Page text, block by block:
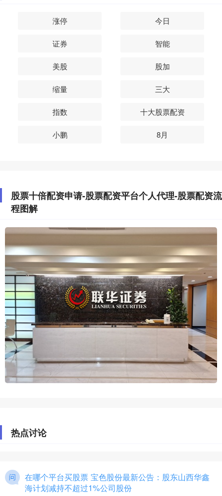
涨停 今日
证券 智能
美股 股加
缩量 三大
指数 十大股票配资
小鹏 8月
股票十倍配资申请-股票配资平台个人代理-股票配资流
程图解
热点讨论
在哪个平台买股票 宝色股份最新公告：股东山西华鑫
海计划减持不超过1%公司股份